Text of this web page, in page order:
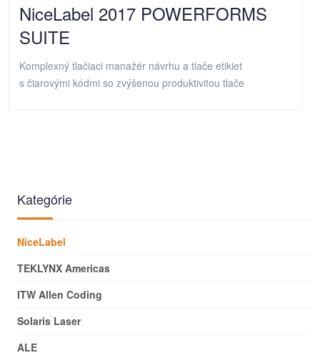
NiceLabel 2017 POWERFORMS
SUITE
Komplexný tlačiaci manažér návrhu a tlače etikiet
s čiarovými kódmi so zvýšenou produktivitou tlače
Kategórie
NiceLabel
TEKLYNX Americas
ITW Allen Coding
Solaris Laser
ALE